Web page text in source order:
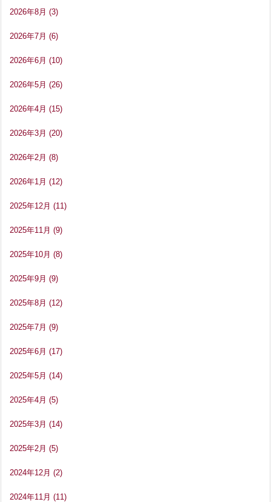
2026年8月 (3)
2026年7月 (6)
2026年6月 (10)
2026年5月 (26)
2026年4月 (15)
2026年3月 (20)
2026年2月 (8)
2026年1月 (12)
2025年12月 (11)
2025年11月 (9)
2025年10月 (8)
2025年9月 (9)
2025年8月 (12)
2025年7月 (9)
2025年6月 (17)
2025年5月 (14)
2025年4月 (5)
2025年3月 (14)
2025年2月 (5)
2024年12月 (2)
2024年11月 (11)